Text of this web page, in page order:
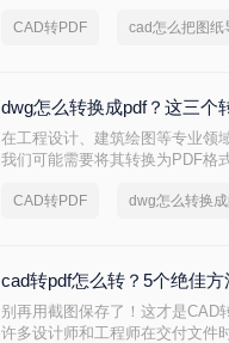
CAD转PDF cad怎么把图纸
dwg怎么转换成pdf？这三个
在工程设计、建筑绘图等专业领
我们可能需要将其转换为PDF格
CAD转PDF dwg怎么转换
cad转pdf怎么转？5个绝佳
别再用截图保存了！这才是CAD
许多设计师和工程师在交付文件